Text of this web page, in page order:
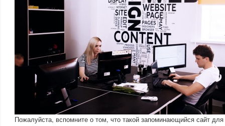
Пожалуйста, вспомните о том, что такой запоминающийся сайт